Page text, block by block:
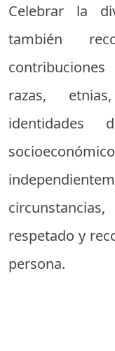
Celebrar la
también
razas,
identidades
respetado y
persona.